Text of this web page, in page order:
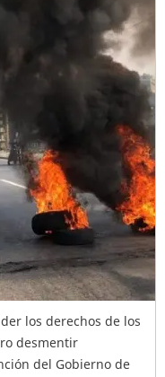
los derechos de los
desmentir
del Gobierno de